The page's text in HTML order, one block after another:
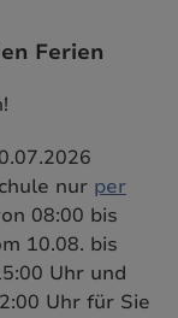
Ferien
nur per
08:00 bis
10.08. bis
Uhr und
Uhr für Sie